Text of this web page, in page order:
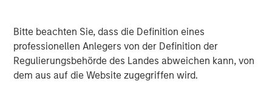
Bitte beachten Sie, dass die Definition eines
professionellen Anlegers von der Definition der
Regulierungsbehörde des Landes abweichen kann, von
dem aus auf die Website zugegriffen wird.
Kraftstoffendverbraucherpreise aufrecht, was den Druck
auf eine bereits stark beanspruchte Obergrenze für das
Haushaltsdefizit erhöhte. Sri Lanka führte weitreichende
Kraftstoffquoten und Pakistan eine Homeoffice-Regelung